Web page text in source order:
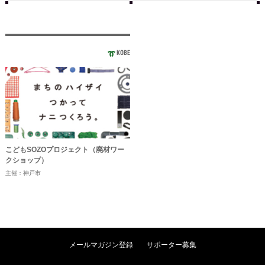
KOBE
こどもSOZOプロジェクト（廃材ワー
クショップ）
主催：神戸市
メールマガジン登録 サポーター募集